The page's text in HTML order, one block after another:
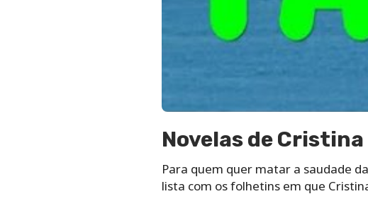
Novelas de
Para quem quer matar a saudade
lista com os folhetins em que